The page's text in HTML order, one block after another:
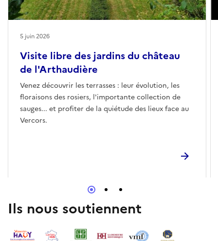
Visite libre des jardins du château
de l'Arthaudière
Venez découvrir les terrasses : leur évolution, les
floraisons des rosiers, l'importante collection de
sauges... et profiter de la quiétude des lieux face au
Vercors.
5 juin 2026
Ils nous soutiennent